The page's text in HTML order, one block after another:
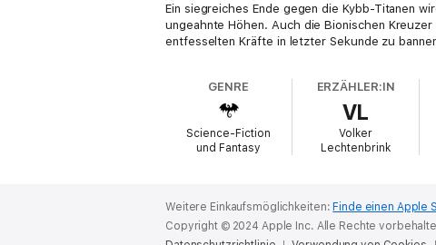
Ein siegreiches Ende gegen die Kybb-Titanen
ungeahnte Höhen. Auch die Bionischen
entfesselten Kräfte in letzter Sekunde zu
GENRE
Science-Fiction
und Fantasy
ERZÄHLER:IN
VL
Volker
Lechtenbrink
Weitere Einkaufsmöglichkeiten: Finde einen Apple
Copyright © 2024 Apple Inc. Alle Rechte